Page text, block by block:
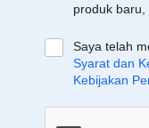
produk baru,
Saya telah
Syarat dan
Kebijakan